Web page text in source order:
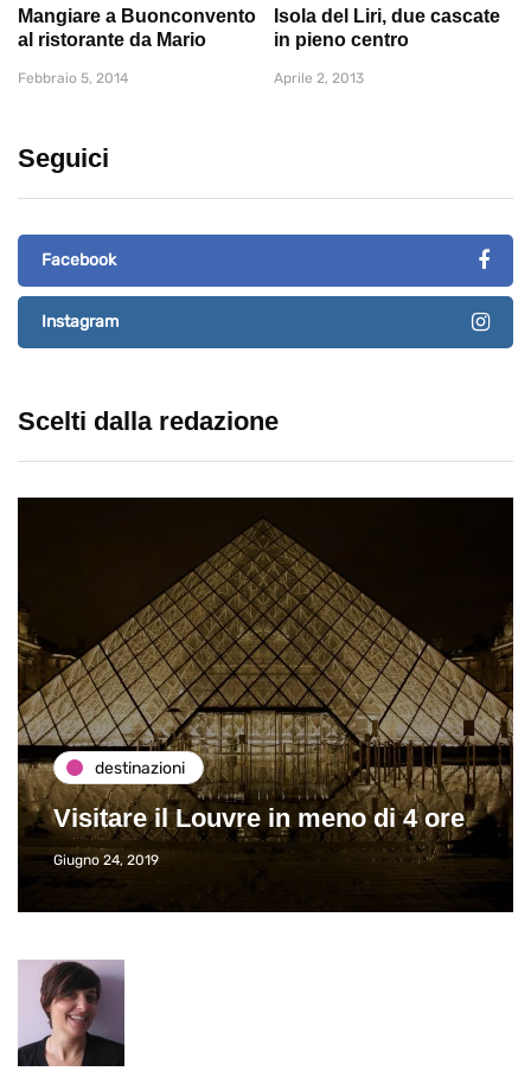
Mangiare a Buonconvento
al ristorante da Mario
Febbraio 5, 2014
Isola del Liri, due cascate
in pieno centro
Aprile 2, 2013
Seguici
Facebook
Instagram
Scelti dalla redazione
destinazioni
Visitare il Louvre in meno di 4 ore
Giugno 24, 2019